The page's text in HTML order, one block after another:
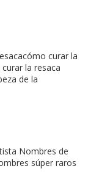
curar la
la resaca
de la
Nombres de
súper raros